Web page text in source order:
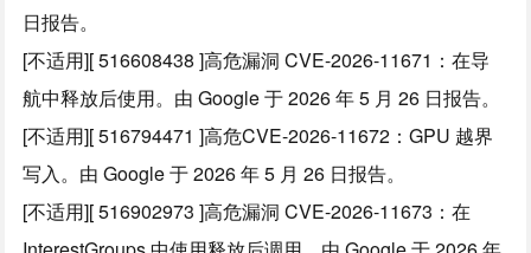
日报告。
[不适用][ 516608438 ]高危漏洞 CVE-2026-11671：在导
航中释放后使用。由 Google 于 2026 年 5 月 26 日报告。
[不适用][ 516794471 ]高危CVE-2026-11672：GPU 越界
写入。由 Google 于 2026 年 5 月 26 日报告。
[不适用][ 516902973 ]高危漏洞 CVE-2026-11673：在